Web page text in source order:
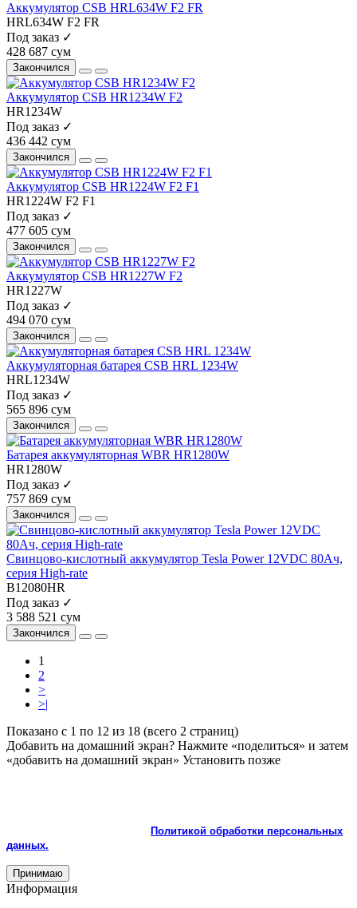
Аккумулятор CSB HRL634W F2 FR
HRL634W F2 FR
Под заказ ✓
428 687 сум
Закончился
Аккумулятор CSB HR1234W F2
HR1234W
Под заказ ✓
436 442 сум
Закончился
Аккумулятор CSB HR1224W F2 F1
HR1224W F2 F1
Под заказ ✓
477 605 сум
Закончился
Аккумулятор CSB HR1227W F2
HR1227W
Под заказ ✓
494 070 сум
Закончился
Аккумуляторная батарея CSB HRL 1234W
HRL1234W
Под заказ ✓
565 896 сум
Закончился
Батарея аккумуляторная WBR HR1280W
HR1280W
Под заказ ✓
757 869 сум
Закончился
Свинцово-кислотный аккумулятор Tesla Power 12VDC 80Ач,
серия High-rate
B12080HR
Под заказ ✓
3 588 521 сум
Закончился
1
2
>
>|
Показано с 1 по 12 из 18 (всего 2 страниц)
Добавить на домашний экран? Нажмите «поделиться» и затем
«добавить на домашний экран» Установить позже
Политикой обработки персональных
данных.
Принимаю
Информация